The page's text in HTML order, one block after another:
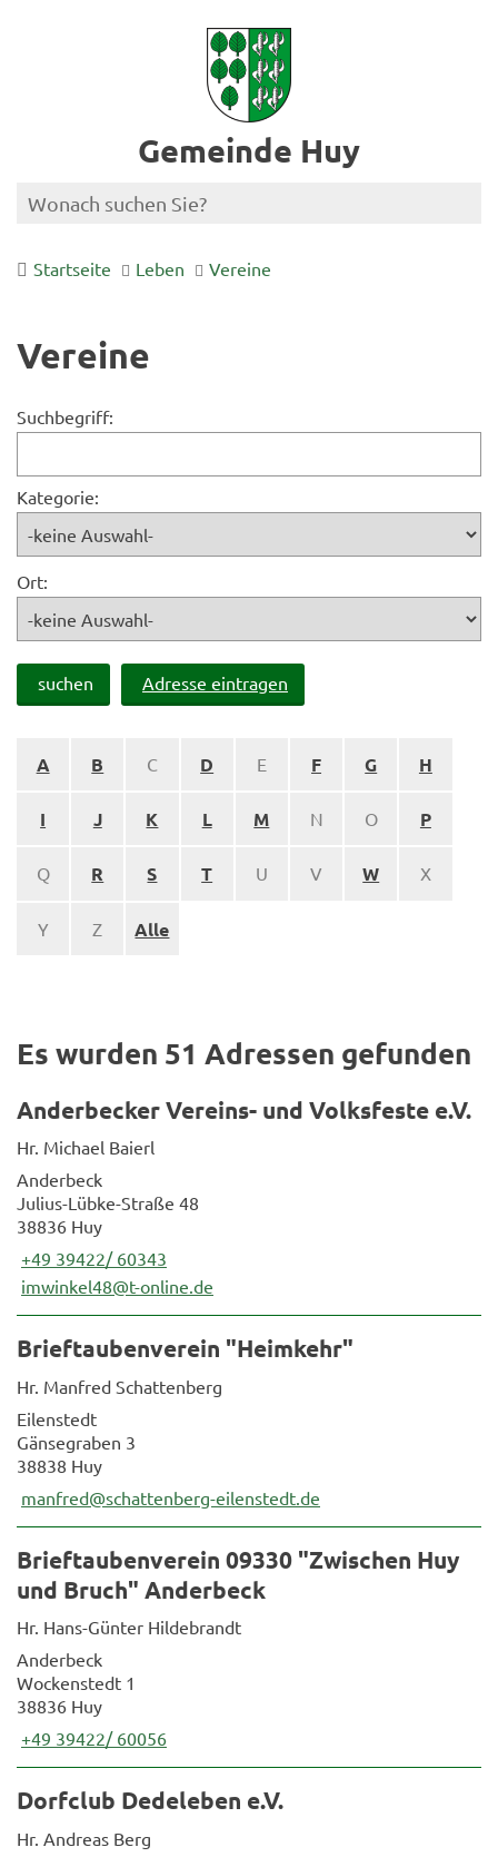
Gemeinde Huy
Startseite Leben Vereine
Vereine
Suchbegriff:
Kategorie:
Ort:
suchen Adresse eintragen
A B C D E F G H
I J K L M N O P
Q R S T U V W X
Y Z Alle
Es wurden 51 Adressen gefunden
Anderbecker Vereins- und Volksfeste e.V.
Hr. Michael Baierl
Anderbeck
Julius-Lübke-Straße 48
38836 Huy
+49 39422/ 60343
imwinkel48@t-online.de
Brieftaubenverein "Heimkehr"
Hr. Manfred Schattenberg
Eilenstedt
Gänsegraben 3
38838 Huy
manfred@schattenberg-eilenstedt.de
Brieftaubenverein 09330 "Zwischen Huy
und Bruch" Anderbeck
Hr. Hans-Günter Hildebrandt
Anderbeck
Wockenstedt 1
38836 Huy
+49 39422/ 60056
Dorfclub Dedeleben e.V.
Hr. Andreas Berg